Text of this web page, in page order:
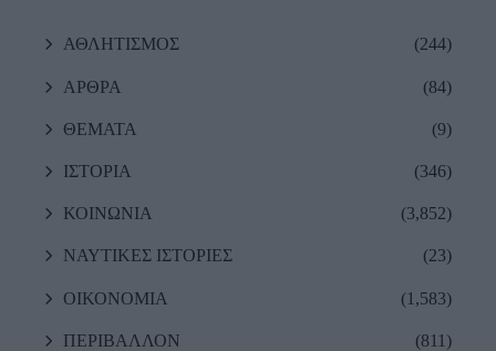
ΑΘΛΗΤΙΣΜΟΣ (244)
ΑΡΘΡΑ (84)
ΘΕΜΑΤΑ (9)
ΙΣΤΟΡΙΑ (346)
ΚΟΙΝΩΝΙΑ (3,852)
ΝΑΥΤΙΚΕΣ ΙΣΤΟΡΙΕΣ (23)
ΟΙΚΟΝΟΜΙΑ (1,583)
ΠΕΡΙΒΑΛΛΟΝ (811)